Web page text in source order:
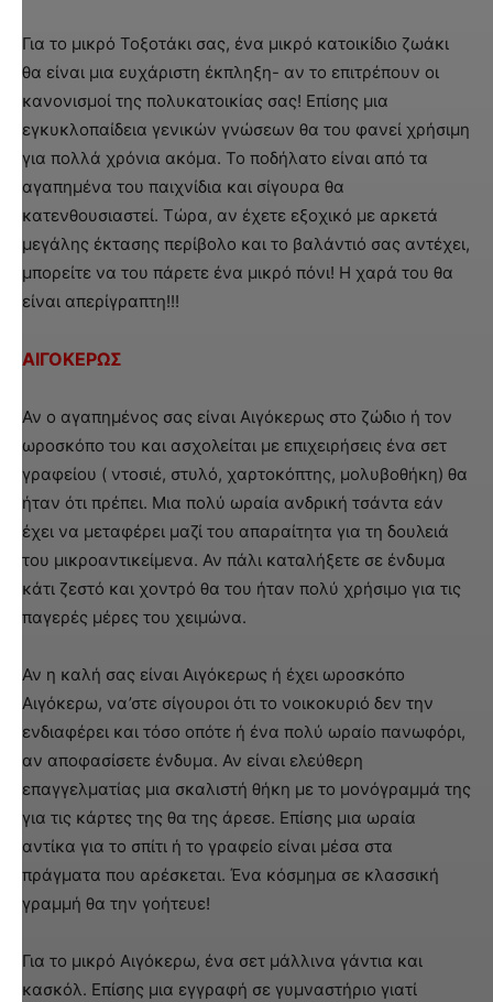
Για το μικρό Τοξοτάκι σας, ένα μικρό κατοικίδιο ζωάκι
θα είναι μια ευχάριστη έκπληξη- αν το επιτρέπουν οι
κανονισμοί της πολυκατοικίας σας! Επίσης μια
εγκυκλοπαίδεια γενικών γνώσεων θα του φανεί χρήσιμη
για πολλά χρόνια ακόμα. Το ποδήλατο είναι από τα
αγαπημένα του παιχνίδια και σίγουρα θα
κατενθουσιαστεί. Τώρα, αν έχετε εξοχικό με αρκετά
μεγάλης έκτασης περίβολο και το βαλάντιό σας αντέχει,
μπορείτε να του πάρετε ένα μικρό πόνι! Η χαρά του θα
είναι απερίγραπτη!!!
ΑΙΓΟΚΕΡΩΣ
Αν ο αγαπημένος σας είναι Αιγόκερως στο ζώδιο ή τον
ωροσκόπο του και ασχολείται με επιχειρήσεις ένα σετ
γραφείου ( ντοσιέ, στυλό, χαρτοκόπτης, μολυβοθήκη) θα
ήταν ότι πρέπει. Μια πολύ ωραία ανδρική τσάντα εάν
έχει να μεταφέρει μαζί του απαραίτητα για τη δουλειά
του μικροαντικείμενα. Αν πάλι καταλήξετε σε ένδυμα
κάτι ζεστό και χοντρό θα του ήταν πολύ χρήσιμο για τις
παγερές μέρες του χειμώνα.
Αν η καλή σας είναι Αιγόκερως ή έχει ωροσκόπο
Αιγόκερω, να’στε σίγουροι ότι το νοικοκυριό δεν την
ενδιαφέρει και τόσο οπότε ή ένα πολύ ωραίο πανωφόρι,
αν αποφασίσετε ένδυμα. Αν είναι ελεύθερη
επαγγελματίας μια σκαλιστή θήκη με το μονόγραμμά της
για τις κάρτες της θα της άρεσε. Επίσης μια ωραία
αντίκα για το σπίτι ή το γραφείο είναι μέσα στα
πράγματα που αρέσκεται. Ένα κόσμημα σε κλασσική
γραμμή θα την γοήτευε!
Για το μικρό Αιγόκερω, ένα σετ μάλλινα γάντια και
κασκόλ. Επίσης μια εγγραφή σε γυμναστήριο γιατί